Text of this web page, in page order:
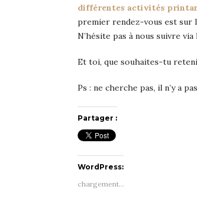
différentes activités
premier rendez-vous est sur
N’hésite pas à nous suivre
Et toi, que souhaites-tu
Ps : ne cherche pas, il n’y a
Partager :
WordPress:
chargement…